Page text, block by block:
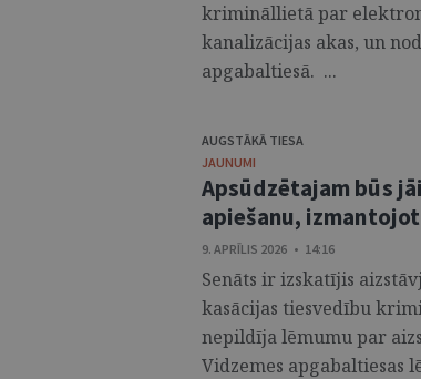
krimināllietā par
kanalizācijas akas, un
apgabaltiesā. ...
AUGSTĀKĀ TIESA
JAUNUMI
Apsūdzētajam būs
apiešanu,
9. APRĪLIS 2026 • 14:16
Senāts ir izskatījis
kasācijas tiesvedību
nepildīja lēmumu par
Vidzemes apgabaltiesas